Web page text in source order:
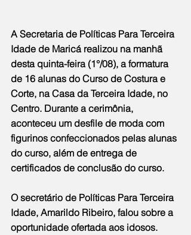
A Secretaria de Políticas Para Terceira
Idade de Maricá realizou na manhã
desta quinta-feira (1°/08), a formatura
de 16 alunas do Curso de Costura e
Corte, na Casa da Terceira Idade, no
Centro. Durante a cerimônia,
aconteceu um desfile de moda com
figurinos confeccionados pelas alunas
do curso, além de entrega de
certificados de conclusão do curso.
O secretário de Políticas Para Terceira
Idade, Amarildo Ribeiro, falou sobre a
oportunidade ofertada aos idosos.